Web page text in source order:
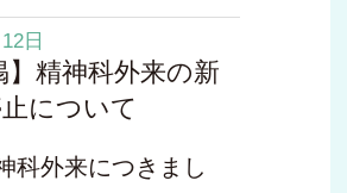
日
】精神科外来の新
について
科外来につきまし